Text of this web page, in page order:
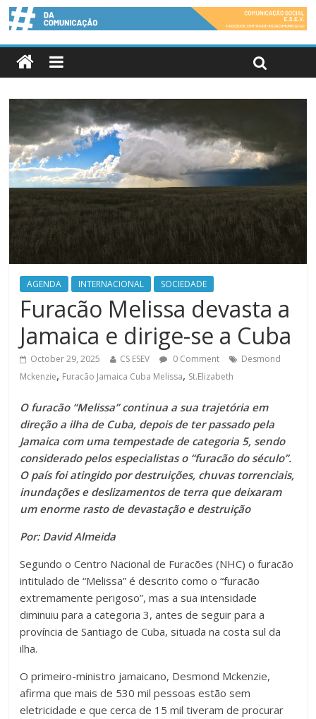
AGENDA INTERNACIONAL SOCIEDADE
Furacão Melissa devasta a
Jamaica e dirige-se a Cuba
October 29, 2025 CS ESEV 0 Comment
Desmond
Mckenzie, Furacão Jamaica Cuba Melissa, St.Elizabeth
O furacão “Melissa” continua a sua trajetória em
direção a ilha de Cuba, depois de ter passado pela
Jamaica com uma tempestade de categoria 5, sendo
considerado pelos especialistas o “furacão do século”.
O país foi atingido por destruições, chuvas torrenciais,
inundações e deslizamentos de terra que deixaram
um enorme rasto de devastação e destruição
Por: David Almeida
Segundo o Centro Nacional de Furacões (NHC) o furacão
intitulado de “Melissa” é descrito como o “furacão
extremamente perigoso”, mas a sua intensidade
diminuiu para a categoria 3, antes de seguir para a
província de Santiago de Cuba, situada na costa sul da
ilha.
O primeiro-ministro jamaicano, Desmond Mckenzie,
afirma que mais de 530 mil pessoas estão sem
eletricidade e que cerca de 15 mil tiveram de procurar